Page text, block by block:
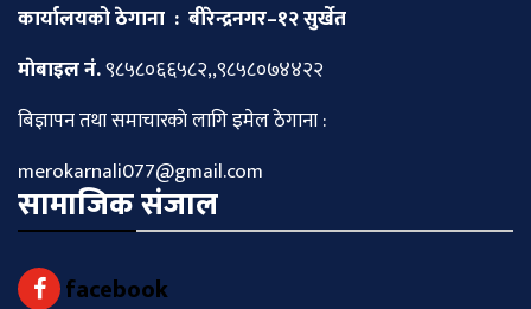
कार्यालयको ठेगाना : बीरेन्द्रनगर–१२ सुर्खेत
माेबाइल नं.९८५८०६६५८२,,९८५८०७४४२२
बिज्ञापन तथा समाचारकाे लागि इमेल ठेगाना :
merokarnali077@gmail.com
सामाजिक संजाल
facebook